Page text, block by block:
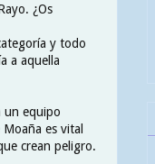
¿Os
y todo
a aquella
un equipo
es vital
crean peligro.